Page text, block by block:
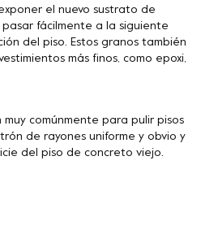
el nuevo sustrato de
fácilmente a la siguiente
del piso. Estos granos también
más finos, como epoxi,
muy comúnmente para pulir pisos
de rayones uniforme y obvio y
del piso de concreto viejo.